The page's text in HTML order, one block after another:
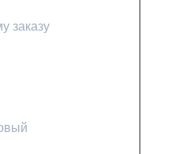
заказу